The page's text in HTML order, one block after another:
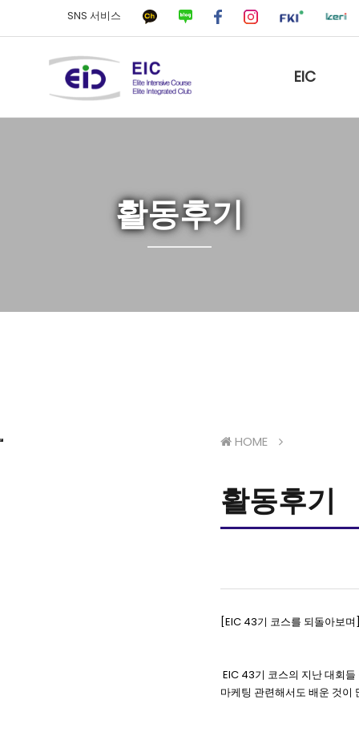
SNS 서비스
EIC
활동후기
HOME
활동후기
[EIC 43기 코스를 되돌아보
EIC 43기 코스의 지난 대회
마케팅 관련해서도 배운 것이